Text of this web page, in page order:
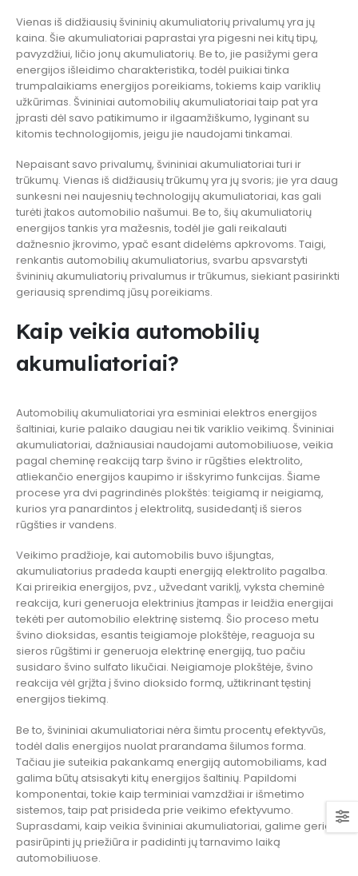
Vienas iš didžiausių švininių akumuliatorių privalumų yra jų
kaina. Šie akumuliatoriai paprastai yra pigesni nei kitų tipų,
pavyzdžiui, ličio jonų akumuliatorių. Be to, jie pasižymi gera
energijos išleidimo charakteristika, todėl puikiai tinka
trumpalaikiams energijos poreikiams, tokiems kaip variklių
užkūrimas. Švininiai automobilių akumuliatoriai taip pat yra
įprasti dėl savo patikimumo ir ilgaamžiškumo, lyginant su
kitomis technologijomis, jeigu jie naudojami tinkamai.
Nepaisant savo privalumų, švininiai akumuliatoriai turi ir
trūkumų. Vienas iš didžiausių trūkumų yra jų svoris; jie yra daug
sunkesni nei naujesnių technologijų akumuliatoriai, kas gali
turėti įtakos automobilio našumui. Be to, šių akumuliatorių
energijos tankis yra mažesnis, todėl jie gali reikalauti
dažnesnio įkrovimo, ypač esant didelėms apkrovoms. Taigi,
renkantis automobilių akumuliatorius, svarbu apsvarstyti
švininių akumuliatorių privalumus ir trūkumus, siekiant pasirinkti
geriausią sprendimą jūsų poreikiams.
Kaip veikia automobilių
akumuliatoriai?
Automobilių akumuliatoriai yra esminiai elektros energijos
šaltiniai, kurie palaiko daugiau nei tik variklio veikimą. Švininiai
akumuliatoriai, dažniausiai naudojami automobiliuose, veikia
pagal cheminę reakciją tarp švino ir rūgšties elektrolito,
atliekančio energijos kaupimo ir išskyrimo funkcijas. Šiame
procese yra dvi pagrindinės plokštės: teigiamą ir neigiamą,
kurios yra panardintos į elektrolitą, susidedantį iš sieros
rūgšties ir vandens.
Veikimo pradžioje, kai automobilis buvo išjungtas,
akumuliatorius pradeda kaupti energiją elektrolito pagalba.
Kai prireikia energijos, pvz., užvedant variklį, vyksta cheminė
reakcija, kuri generuoja elektrinius įtampas ir leidžia energijai
tekėti per automobilio elektrinę sistemą. Šio proceso metu
švino dioksidas, esantis teigiamoje plokštėje, reaguoja su
sieros rūgštimi ir generuoja elektrinę energiją, tuo pačiu
susidaro švino sulfato likučiai. Neigiamoje plokštėje, švino
reakcija vėl grįžta į švino dioksido formą, užtikrinant tęstinį
energijos tiekimą.
Be to, švininiai akumuliatoriai nėra šimtu procentų efektyvūs,
todėl dalis energijos nuolat prarandama šilumos forma.
Tačiau jie suteikia pakankamą energiją automobiliams, kad
galima būtų atsisakyti kitų energijos šaltinių. Papildomi
komponentai, tokie kaip terminiai vamzdžiai ir išmetimo
sistemos, taip pat prisideda prie veikimo efektyvumo.
Suprasdami, kaip veikia švininiai akumuliatoriai, galime geriau
pasirūpinti jų priežiūra ir padidinti jų tarnavimo laiką
automobiliuose.